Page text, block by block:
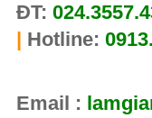
ĐT:
| Hotline:
Email :